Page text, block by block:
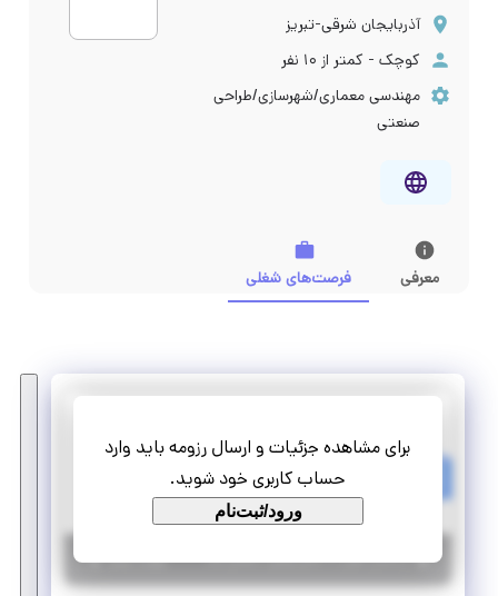
آذربایجان شرقی-تبریز
کوچک - کمتر از ۱۰ نفر
مهندسی معماری/شهرسازی/طراحی
صنعتی
معرفی فرصت‌های شغلی
برای مشاهده جزئیات و ارسال رزومه باید وارد
حساب کاربری خود شوید.
ورود/ثبت‌نام
استخدام کارشناس علوم اجتماعی
تمام وقت استخدام
آذربایجان شرقی |۶ سال پیش | منقضی شده جزئیات بیشتر